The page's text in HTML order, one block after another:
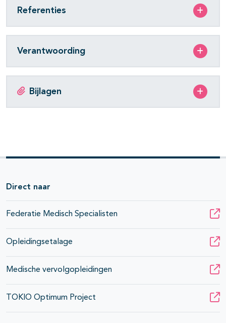
Referenties
Verantwoording
Bijlagen
Direct naar
Federatie Medisch Specialisten
Opleidingsetalage
Medische vervolgopleidingen
TOKIO Optimum Project